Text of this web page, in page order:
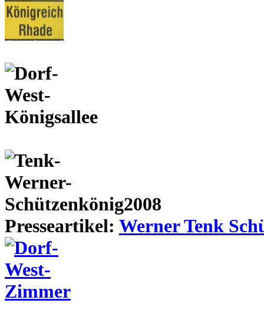
Presseartikel: Werner Tenk